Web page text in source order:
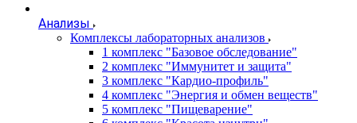
Анализы
Комплексы лабораторных анализов
1 комплекс "Базовое обследование"
2 комплекс "Иммунитет и защита"
3 комплекс "Кардио-профиль"
4 комплекс "Энергия и обмен веществ"
5 комплекс "Пищеварение"